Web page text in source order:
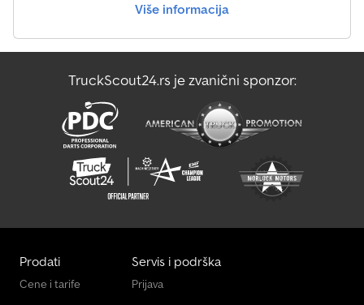
Više informacija
TruckScout24.rs je zvanični sponzor:
Prodati
Cene i tarife
Servis i podrška
Prijava